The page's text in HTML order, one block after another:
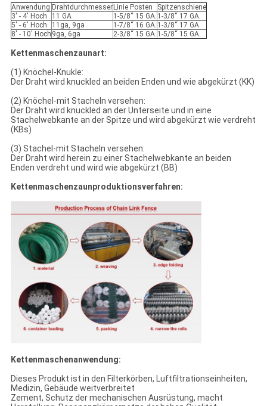
Anwendung DrahtdurchmesserLinie Posten
Spitzenschiene
3' - 4' Hoch
11 GA 1-5/8“ 15 GA. 1-3/8“ 17 GA.
5' - 6' Hoch
11ga, 9ga 1-7/8“ 16 GA. 1-3/8“ 17 GA.
8' - 10' Hoch 9ga, 6ga 2-3/8“ 15 GA. 1-5/8“ 15 GA.
Kettenmaschenzaunart:
(1) Knöchel-Knukle:
Der Draht wird knuckled an beiden Enden und wie abgekürzt (KK)
(2) Knöchel-mit Stacheln versehen:
Der Draht wird knuckled an der Unterseite und in eine
Stachelwebkante an der Spitze und wird abgekürzt wie verdreht
(KBs)
(3) Stachel-mit Stacheln versehen:
Der Draht wird herein zu einer Stachelwebkante an beiden
Enden verdreht und wird wie abgekürzt (BB)
Kettenmaschenzaunproduktionsverfahren:
Kettenmaschenanwendung:
Dieses Produkt ist in den Filterkörben, Luftfiltrationseinheiten,
Medizin, Gebäude weitverbreitet
Zement, Schutz der mechanischen Ausrüstung, macht